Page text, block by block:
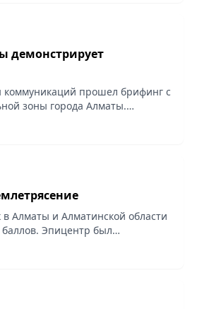
демонстрирует
прошел брифинг с
зоны города Алматы.
Алишер Сатыбалдиев
Алматы и Алматинской области
Эпицентр был
территории Казахстана.